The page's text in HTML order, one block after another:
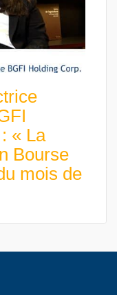
« La
Bourse
mois de